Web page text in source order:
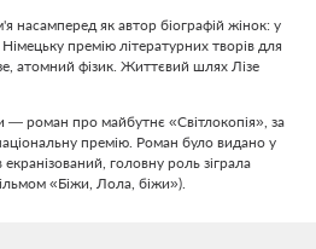
насамперед як автор біографій жінок: у
премію літературних творів для
атомний фізик. Життєвий шлях Лізе
— роман про майбутнє «Світлокопія», за
премію. Роман було видано у
головну роль зіграла
«Біжи, Лола, біжи»).